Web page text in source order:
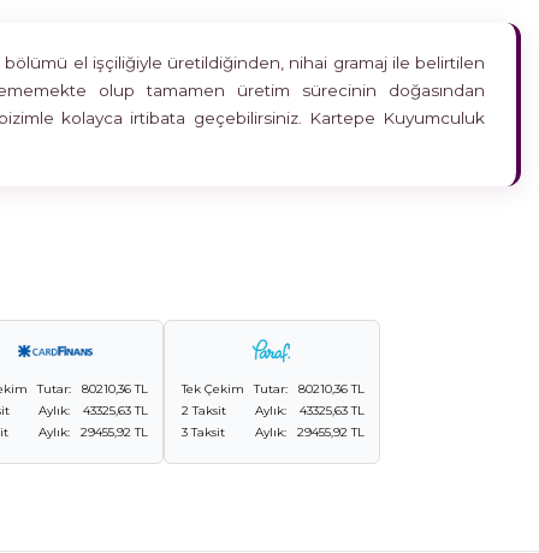
el işçiliğiyle üretildiğinden, nihai gramaj ile belirtilen
olup tamamen üretim sürecinin doğasından
bizimle kolayca irtibata geçebilirsiniz. Kartepe Kuyumculuk
Tutar:
80210,36 TL
Aylık:
43325,63 TL
Aylık: 29455,92 TL
Tek Çekim Tutar:
80210,36 TL
2 Taksit
Aylık:
43325,63 TL
3 Taksit
Aylık: 29455,92 TL